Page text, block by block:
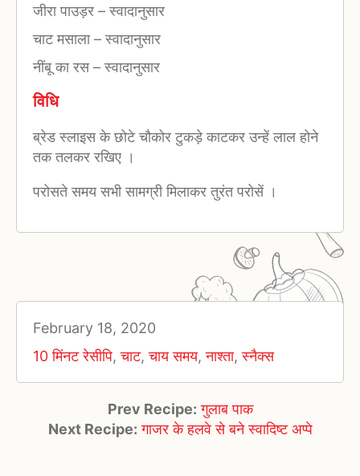
जीरा पाउड़र –स्वादानुसार
चाट मसाला–स्वादानुसार
नींबू का रस–स्वादानुसार
विधि
ब्रेड स्लाइस के छोटे चौकोर टुकड़े काटकर उन्हें लाल होने
तक तलकर रखिए ।
परोसते समय सभी सामग्री मिलाकर तुरंत परोसें ।
February 18, 2020
10 मिंनट रेसीपि,चाट,चाय समय,नाश्ता,स्नैक्स
Prev Recipe: गुलाब पाक
Next Recipe: गाजर के हलवे से बने स्वादिष्ट अप्पे